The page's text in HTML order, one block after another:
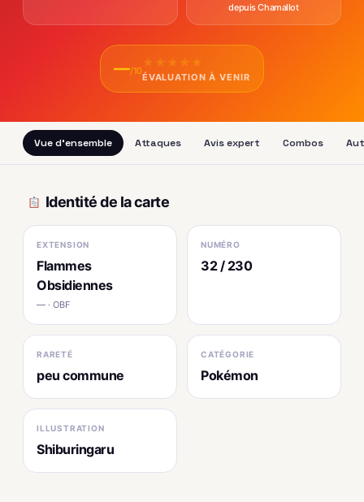
depuis Chamallot
—/10
★ ★ ★ ★ ★
ÉVALUATION À VENIR
Vue d'ensemble Attaques Avis expert Combos
Identité de la carte
EXTENSION
Flammes
Obsidiennes
— · OBF
NUMÉRO
32 / 230
RARETÉ
peu commune
CATÉGORIE
Pokémon
ILLUSTRATION
Shiburingaru